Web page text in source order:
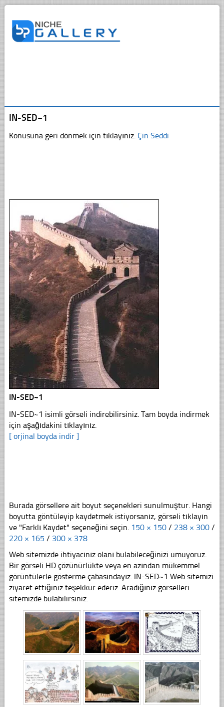
IN-SED~1
Konusuna geri dönmek için tıklayınız. Çin Seddi
IN-SED~1
IN-SED~1 isimli görseli indirebilirsiniz. Tam boyda indirmek
için aşağıdakini tıklayınız.
[ orjinal boyda indir ]
Burada görsellere ait boyut seçenekleri sunulmuştur. Hangi
boyutta göntüleyip kaydetmek istiyorsanız, görseli tıklayın
ve "Farklı Kaydet" seçeneğini seçin. 150 × 150 / 238 × 300 /
220 × 165 / 300 × 378
Web sitemizde ihtiyacınız olanı bulabileceğinizi umuyoruz.
Bir görseli HD çözünürlükte veya en azından mükemmel
görüntülerle gösterme çabasındayız. IN-SED~1 Web sitemizi
ziyaret ettiğiniz teşekkür ederiz. Aradığınız görselleri
sitemizde bulabilirsiniz.